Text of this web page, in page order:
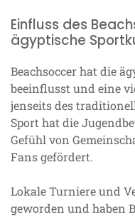
Einfluss des
ägyptische
Beachsoccer hat die
beeinflusst und eine
jenseits des
Sport hat die
Gefühl von
Fans gefördert.
Lokale Turniere und
geworden und haben